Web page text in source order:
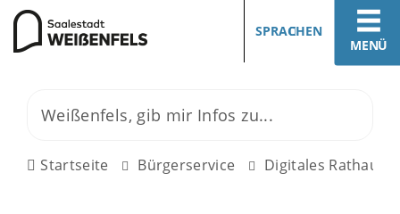
MENÜ
SPRACHEN
Startseite Bürgerservice Digitales Rathaus